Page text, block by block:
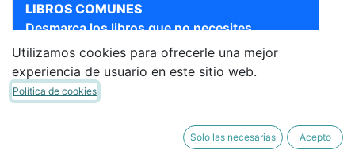
LIBROS COMUNES
Desmarca los libros que no necesites.
[9788467815887]
Sigue bajando para ver más libros
Utilizamos cookies para ofrecerle una mejor
experiencia de usuario en este sitio web.
Política de cookies
Solo las necesarias Acepto